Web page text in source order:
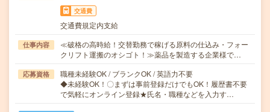
交通費
交通費規定内支給
仕事内容
≪破格の高時給！交替勤務で稼げる原料の仕込み・フォー
クリフト運搬のオシゴト！≫薬品を製造する企業様で…
応募資格
職種未経験OK / ブランクOK / 英語力不要
◆未経験OK！〇まずは事前登録だけでもOK！履歴書不要
で気軽にオンライン登録★氏名・職種などを入力す…